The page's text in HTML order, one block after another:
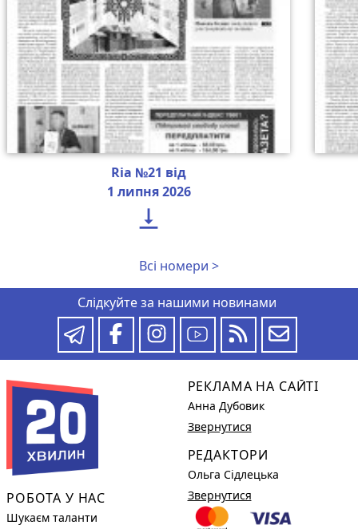
Ria №21 від
1 липня 2026

Всі номери >
Слідкуйте за нашими новинами
РОБОТА У НАС
Шукаєм таланти
РЕКЛАМА НА САЙТІ
Анна Дубовик
Звернутися
РЕДАКТОРИ
Ольга Сідлецька
Звернутися